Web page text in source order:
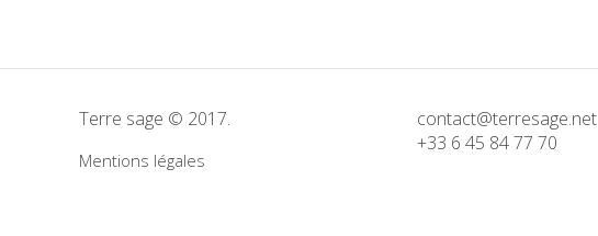
Terre sage © 2017.
Mentions légales
contact@terresage.net
+33 6 45 84 77 70